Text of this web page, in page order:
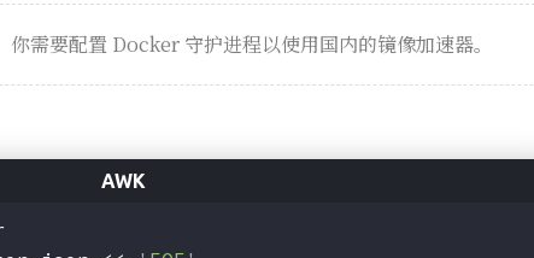
需要配置 Docker 守护进程以使用国内的镜像加速器。